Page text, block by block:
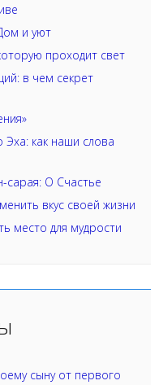
и уют
проходит свет
в чем секрет
как наши слова
сарая: О Счастье
вкус своей жизни
место для мудрости
сыну от первого